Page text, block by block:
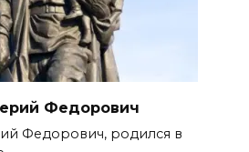
Федорович
Федорович, родился в